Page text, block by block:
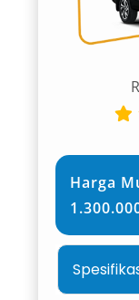
Harga